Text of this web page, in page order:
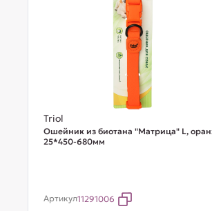
Triol
Ошейник из биотана "Матрица" L,
25*450-680мм
Артикул11291006